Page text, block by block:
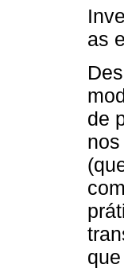
as
de